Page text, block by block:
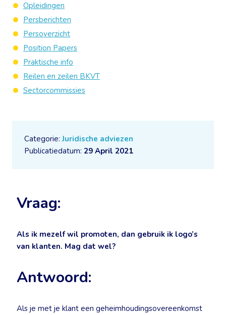
Categorie:Juridische adviezen
Publicatiedatum: 29 April 2021
Vraag:
Als ik mezelf wil promoten, dan gebruik ik logo’s
van klanten. Mag dat wel?
Antwoord:
Als je met je klant een geheimhoudingsovereenkomst
Opleidingen
Persberichten
Persoverzicht
Position Papers
Praktische info
Reilen en zeilen BKVT
Sectorcommissies